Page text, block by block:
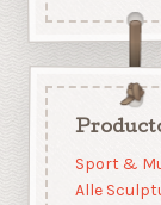
Sport &
Alle